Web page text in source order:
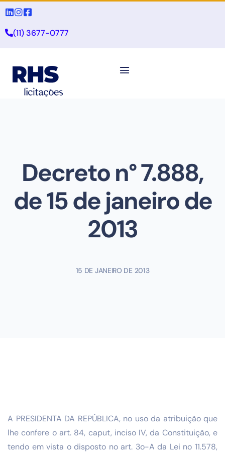
(11) 3677-0777
Decreto n° 7.888,
de 15 de janeiro de
2013
15 DE JANEIRO DE 2013
A PRESIDENTA DA REPÚBLICA, no uso da atribuição que
lhe confere o art. 84, caput, inciso IV, da Constituição, e
tendo em vista o disposto no art. 3o-A da Lei no 11.578,